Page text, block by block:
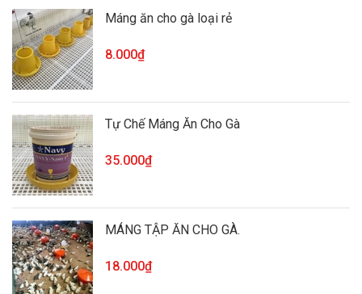
Máng ăn cho gà loại rẻ
8.000₫
Tự Chế Máng Ăn Cho Gà
35.000₫
MÁNG TẬP ĂN CHO GÀ.
18.000₫